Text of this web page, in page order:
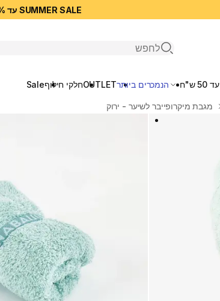
SUMMER SALE עד 50% הנחה 🛍️
פתיחת חיפוש
עד 50 ש"ח הנמכרים ביותרOUTLETחלקי חילוףSale
מגבת מיקרופייבר לשיער - ירוק